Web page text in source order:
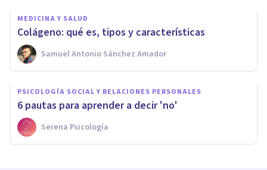
MEDICINA Y SALUD
Colágeno: qué es, tipos y características
Samuel Antonio Sánchez Amador
PSICOLOGÍA SOCIAL Y RELACIONES PERSONALES
6 pautas para aprender a decir 'no'
Serena Psicología